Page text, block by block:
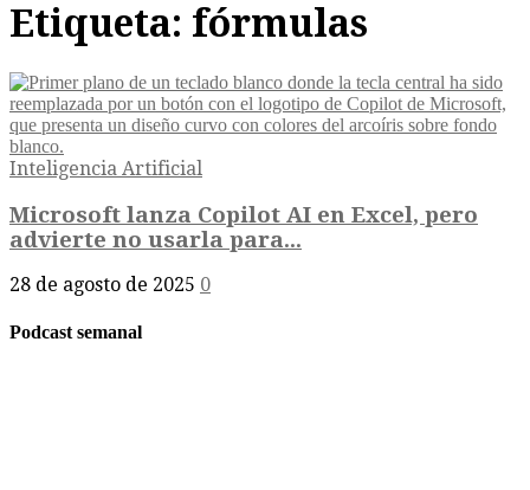
Etiqueta: fórmulas
Inteligencia Artificial
Microsoft lanza Copilot AI en Excel, pero
advierte no usarla para...
28 de agosto de 2025 0
Podcast semanal